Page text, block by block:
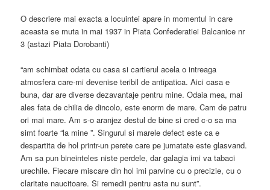
O descriere mai exacta a locuintei apare in momentul in care
aceasta se muta in mai 1937 in Piata Confederatiei Balcanice nr
3 (astazi Piata Dorobanti)
“am schimbat odata cu casa si cartierul acela o intreaga
atmosfera care-mi devenise teribil de antipatica. Aici casa e
buna, dar are diverse dezavantaje pentru mine. Odaia mea, mai
ales fata de chilia de dincolo, este enorm de mare. Cam de patru
ori mai mare. Am s-o aranjez destul de bine si cred c-o sa ma
simt foarte “la mine ”. Singurul si marele defect este ca e
despartita de hol printr-un perete care pe jumatate este glasvand.
Am sa pun bineinteles niste perdele, dar galagia imi va tabaci
urechile. Fiecare miscare din hol imi parvine cu o precizie, cu o
claritate naucitoare. Si remedii pentru asta nu sunt”.